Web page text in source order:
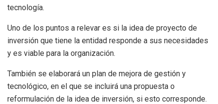
tecnología.
Uno de los puntos a relevar es si la idea de proyecto de
inversión que tiene la entidad responde a sus necesidades
y es viable para la organización.
También se elaborará un plan de mejora de gestión y
tecnológico, en el que se incluirá una propuesta o
reformulación de la idea de inversión, si esto corresponde.